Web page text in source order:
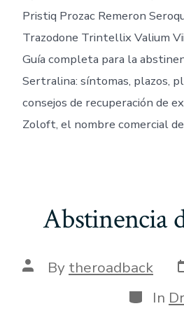
Pristiq Prozac Remeron
Trazodone Trintellix Valium
Guía completa para la
Sertralina: síntomas, plazos,
consejos de recuperación de
Zoloft, el nombre comercial
Abstinencia
Post
author
By theroadback
In